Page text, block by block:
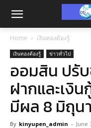
Home เงินทองต้องรู้
เงินทองต้องรู้ ข่าวทั่วไป
ออมสิน ปรั
ฝากและเงิ
มีผล 8 มิถุน
By kinyupen_admin - June